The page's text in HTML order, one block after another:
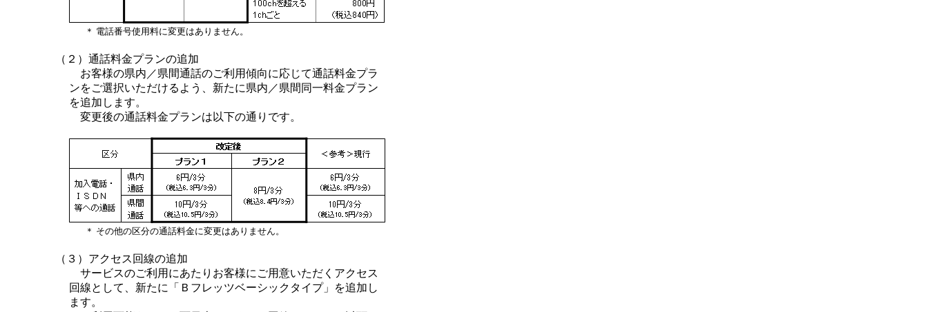
＊ 電話番号使用料に変更はありません。
（２）通話料金プランの追加
お客様の県内／県間通話のご利用傾向に応じて通話料金プラ
ンをご選択いただけるよう、新たに県内／県間同一料金プラン
を追加します。
変更後の通話料金プランは以下の通りです。
＊ その他の区分の通話料金に変更はありません。
（３）アクセス回線の追加
サービスのご利用にあたりお客様にご用意いただくアクセス
回線として、新たに「Ｂフレッツベーシックタイプ」を追加し
ます。